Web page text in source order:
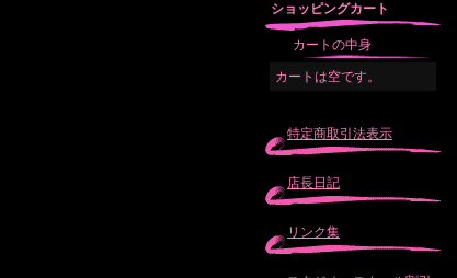
ショッピングカート
カートの中身
カートは空です。
特定商取引法表示
店長日記
リンク集